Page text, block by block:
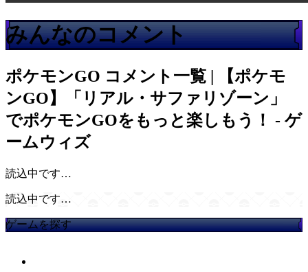
みんなのコメント
ポケモンGO コメント一覧 | 【ポケモ
ンGO】「リアル・サファリゾーン」
でポケモンGOをもっと楽しもう！ - ゲ
ームウィズ
読込中です…
読込中です…
ゲームを探す